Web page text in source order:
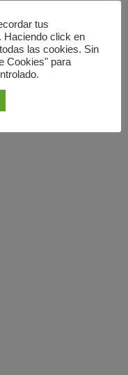
tus
Haciendo click en
las cookies. Sin
Cookies" para